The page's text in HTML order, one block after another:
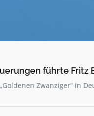
führte Fritz
Zwanziger“ in